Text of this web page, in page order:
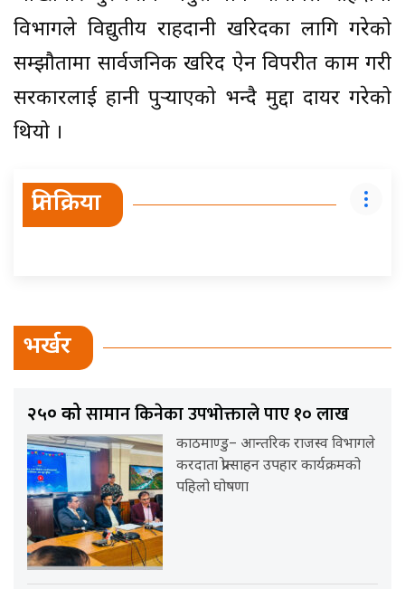
विभागले विद्युतीय राहदानी खरिदका लागि गरेको
सम्झौतामा सार्वजनिक खरिद ऐन विपरीत काम गरी
सरकारलाई हानी पुर्‍याएको भन्दै मुद्दा दायर गरेको
थियो ।
प्रतिक्रिया
भर्खर
२५० कोसामान किनेका उपभोक्ताले पाए १० लाख
काठमाण्डु– आन्तरिक राजस्व विभागले
करदाता प्रोत्साहन उपहार कार्यक्रमको
पहिलो घोषणा